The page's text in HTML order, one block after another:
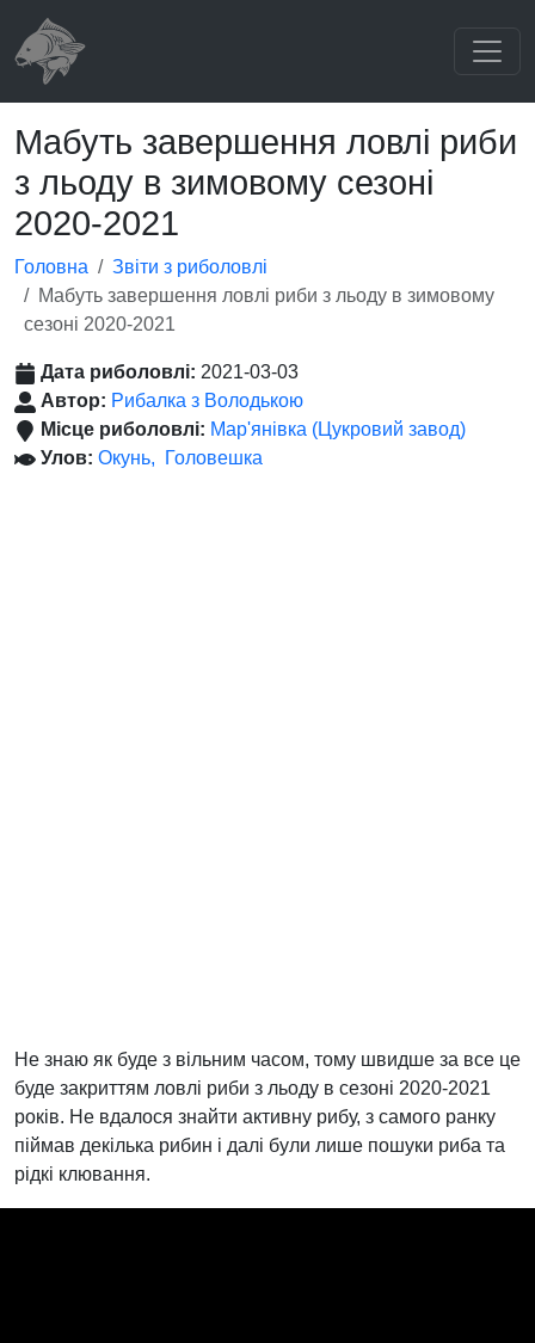
Мабуть завершення ловлі риби
з льоду в зимовому сезоні
2020-2021
Головна
Звіти з риболовлі
Мабуть завершення ловлі риби з льоду в зимовому
сезоні 2020-2021
Дата риболовлі: 2021-03-03
Автор: Рибалка з Володькою
Місце риболовлі: Мар'янівка (Цукровий завод)
Улов: Окунь Головешка
Не знаю як буде з вільним часом, тому швидше за все це
буде закриттям ловлі риби з льоду в сезоні 2020-2021
років. Не вдалося знайти активну рибу, з самого ранку
піймав декілька рибин і далі були лише пошуки риба та
рідкі клювання.